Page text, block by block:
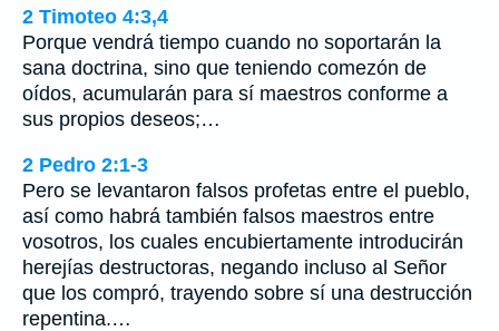
2 Timoteo 4:3,4
Porque vendrá tiempo cuando no soportarán la
sana doctrina, sino que teniendo comezón de
oídos, acumularán para sí maestros conforme a
sus propios deseos;…
2 Pedro 2:1-3
Pero se levantaron falsos profetas entre el pueblo,
así como habrá también falsos maestros entre
vosotros, los cuales encubiertamente introducirán
herejías destructoras, negando incluso al Señor
que los compró, trayendo sobre sí una destrucción
repentina.…